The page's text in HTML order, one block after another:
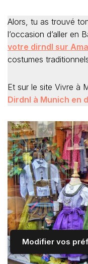
Modifier vos
Alors, tu as trouvé
l’occasion d’aller en
votre dirndl sur
costumes
Et sur le site Vivre à
Dirdnl à Munich en